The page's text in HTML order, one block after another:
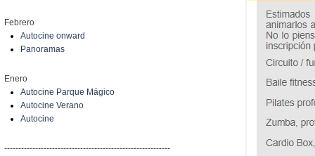
Febrero
Autocine onward
Panoramas
Enero
Autocine Parque Mágico
Autocine Verano
Autocine
-----------------------------------------------------------